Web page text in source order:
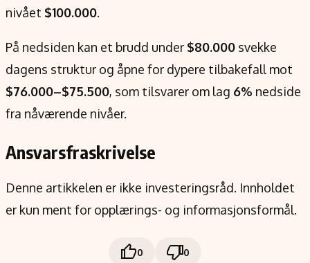
nivået $100.000.
På nedsiden kan et brudd under $80.000 svekke
dagens struktur og åpne for dypere tilbakefall mot
$76.000–$75.500, som tilsvarer om lag 6% nedside
fra nåværende nivåer.
Ansvarsfraskrivelse
Denne artikkelen er ikke investeringsråd. Innholdet
er kun ment for opplærings- og informasjonsformål.
0 0